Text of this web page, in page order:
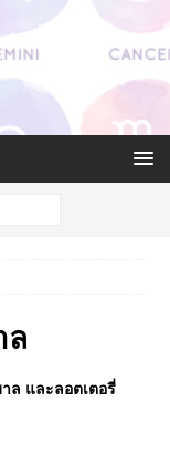
ล
ล และลอตเตอรี่